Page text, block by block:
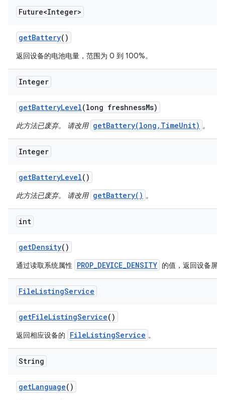
Future<Integer>
getBattery()
返回设备的电池电量，范围为 0 到 100%。
Integer
getBatteryLevel(long freshnessMs)
此方法已废弃。 请改用 getBattery(long,TimeUnit) 。
Integer
getBatteryLevel()
此方法已废弃。 请改用 getBattery() 。
int
getDensity()
通过读取系统属性 PROP_DEVICE_DENSITY 的值，返回设备屏
FileListingService
getFileListingService()
返回相应设备的 FileListingService 。
String
getLanguage()